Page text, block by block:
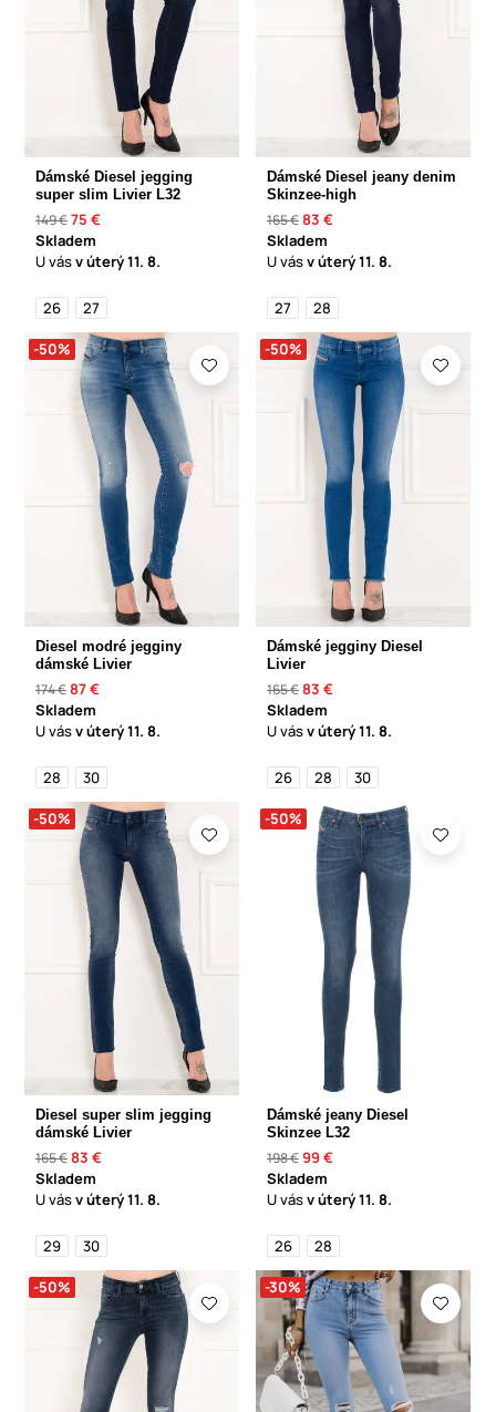
Dámské Diesel jegging
super slim Livier L32
149 €75 €
Skladem
U vásv úterý11. 8.
26 27
Dámské Diesel jeany denim
Skinzee-high
165 €83 €
Skladem
U vásv úterý11. 8.
27 28
-50%
Diesel modré jegginy
dámské Livier
174 €87 €
Skladem
U vásv úterý11. 8.
28 30
-50%
Dámské jegginy Diesel
Livier
165 €83 €
Skladem
U vásv úterý11. 8.
26 28 30
-50%
Diesel super slim jegging
dámské Livier
165 €83 €
Skladem
U vásv úterý11. 8.
29 30
-50%
Dámské jeany Diesel
Skinzee L32
198 €99 €
Skladem
U vásv úterý11. 8.
26 28
-50% -30%